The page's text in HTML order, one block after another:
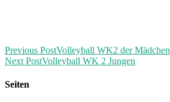
Previous PostVolleyball WK2 der Mädchen
Next PostVolleyball WK 2 Jungen
Seiten